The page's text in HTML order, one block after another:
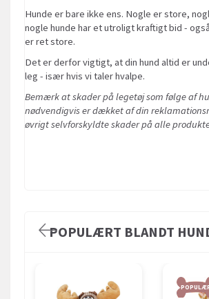
Hunde er bare ikke ens. Nogle er store,
nogle hunde har et utroligt kraftigt bid -
er ret store.
Det er derfor vigtigt, at din hund altid er
leg - især hvis vi taler hvalpe.
Bemærk at skader på legetøj som følge af
nødvendigvis er dækket af din
øvrigt selvforskyldte skader på alle
POPULÆRT BLANDT